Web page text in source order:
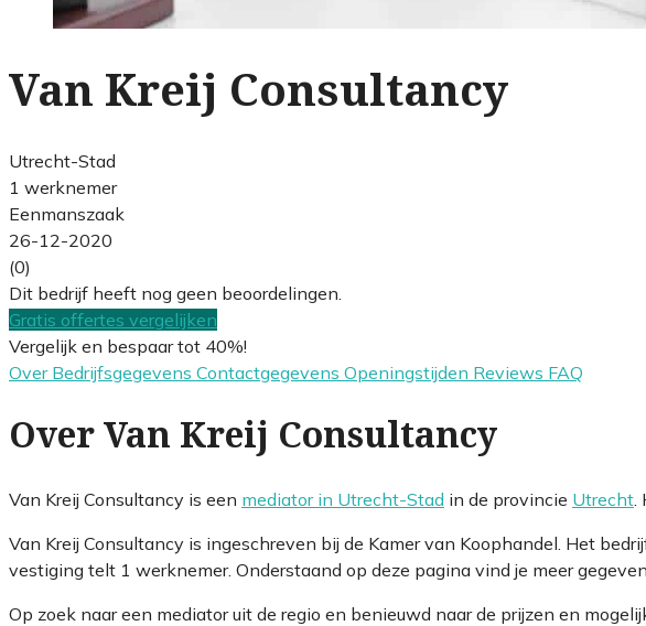
Van Kreij Consultancy
Utrecht-Stad
1 werknemer
Eenmanszaak
26-12-2020
(0)
Dit bedrijf heeft nog geen beoordelingen.
Gratis offertes vergelijken
Vergelijk en bespaar tot 40%!
Over Bedrijfsgegevens Contactgegevens Openingstijden Reviews FAQ
Over Van Kreij Consultancy
Van Kreij Consultancy is een mediator in Utrecht-Stad in de provincie Utrecht
Van Kreij Consultancy is ingeschreven bij de Kamer van Koophandel. Het
vestiging telt 1 werknemer. Onderstaand op deze pagina vind je meer
Op zoek naar een mediator uit de regio en benieuwd naar de prijzen en